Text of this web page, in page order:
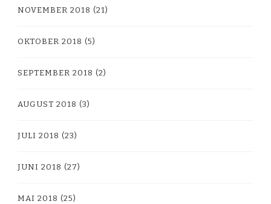
NOVEMBER 2018 (21)
OKTOBER 2018 (5)
SEPTEMBER 2018 (2)
AUGUST 2018 (3)
JULI 2018 (23)
JUNI 2018 (27)
MAI 2018 (25)